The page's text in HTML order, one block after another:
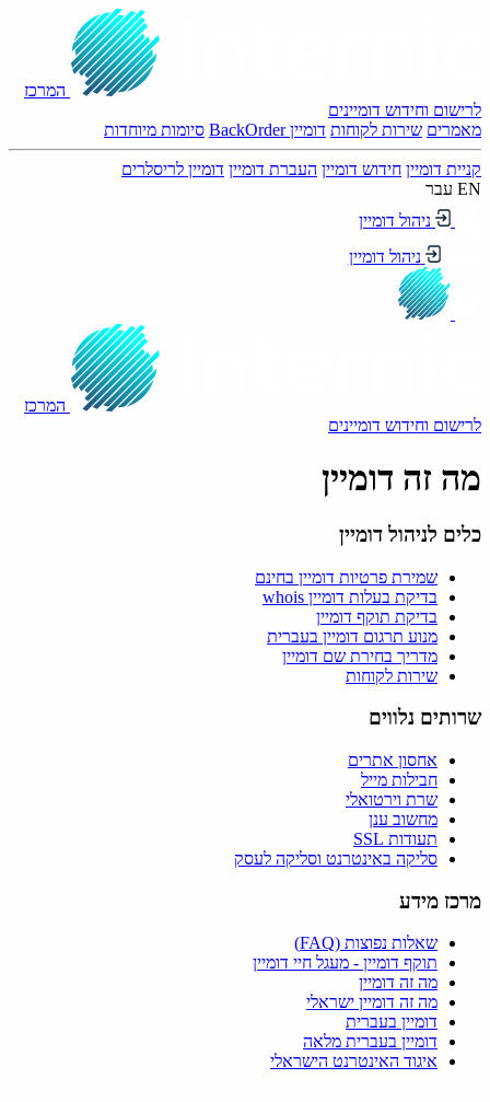
המרכז
לרישום וחידוש דומיינים
מאמרים שירות לקוחות דומיין BackOrder סיומות מיוחדות
קניית דומיין חידוש דומיין העברת דומיין דומיין לריסלרים
EN עבר
ניהול דומיין
ניהול דומיין
המרכז
לרישום וחידוש דומיינים
מה זה דומיין
כלים לניהול דומיין
שמירת פרטיות דומיין בחינם
בדיקת בעלות דומיין whois
בדיקת תוקף דומיין
מנוע תרגום דומיין בעברית
מדריך בחירת שם דומיין
שירות לקוחות
שרותים נלווים
אחסון אתרים
חבילות מייל
שרת וירטואלי
מחשוב ענן
תעודות SSL
סליקה באינטרנט וסליקה לעסק
מרכז מידע
שאלות נפוצות (FAQ)
תוקף דומיין - מעגל חיי דומיין
מה זה דומיין
מה זה דומיין ישראלי
דומיין בעברית
דומיין בעברית מלאה
איגוד האינטרנט הישראלי